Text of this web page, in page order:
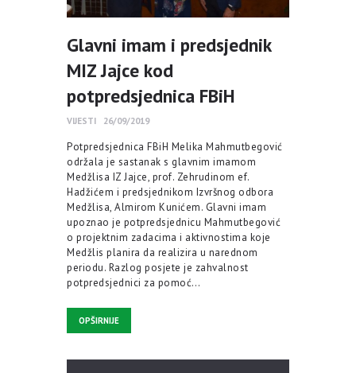
DONACIJE
Glavni imam i predsjednik
MIZ Jajce kod
potpredsjednica FBiH
VIJESTI 26/09/2019
Potpredsjednica FBiH Melika Mahmutbegović
održala je sastanak s glavnim imamom
Medžlisa IZ Jajce, prof. Zehrudinom ef.
Hadžićem i predsjednikom Izvršnog odbora
Medžlisa, Almirom Kunićem. Glavni imam
upoznao je potpredsjednicu Mahmutbegović
o projektnim zadacima i aktivnostima koje
Medžlis planira da realizira u narednom
periodu. Razlog posjete je zahvalnost
potpredsjednici za pomoć…
OPŠIRNIJE